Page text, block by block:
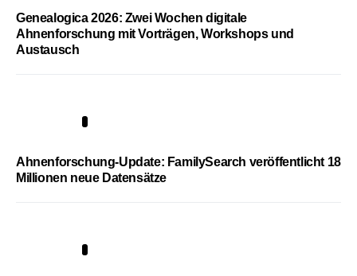
Genealogica 2026: Zwei Wochen digitale
Ahnenforschung mit Vorträgen, Workshops und
Austausch
Ahnenforschung-Update: FamilySearch veröffentlicht 18
Millionen neue Datensätze